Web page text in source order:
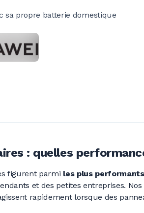
sa propre batterie domestique
: quelles
figurent parmi les plus
et des petites entreprises.
rapidement lorsque des